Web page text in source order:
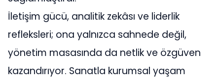
İletişim gücü, analitik zekâsı ve liderlik
refleksleri; ona yalnızca sahnede değil,
yönetim masasında da netlik ve özgüven
kazandırıyor. Sanatla kurumsal yaşam